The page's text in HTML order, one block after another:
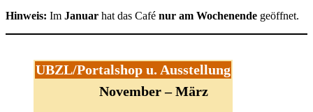
Hinweis: Im Januar hat das Café nur am Wochenende geöffnet.
UBZL/Portalshop u. Ausstellung
November – März